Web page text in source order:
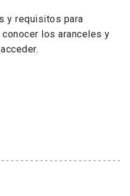
y requisitos para
los aranceles y